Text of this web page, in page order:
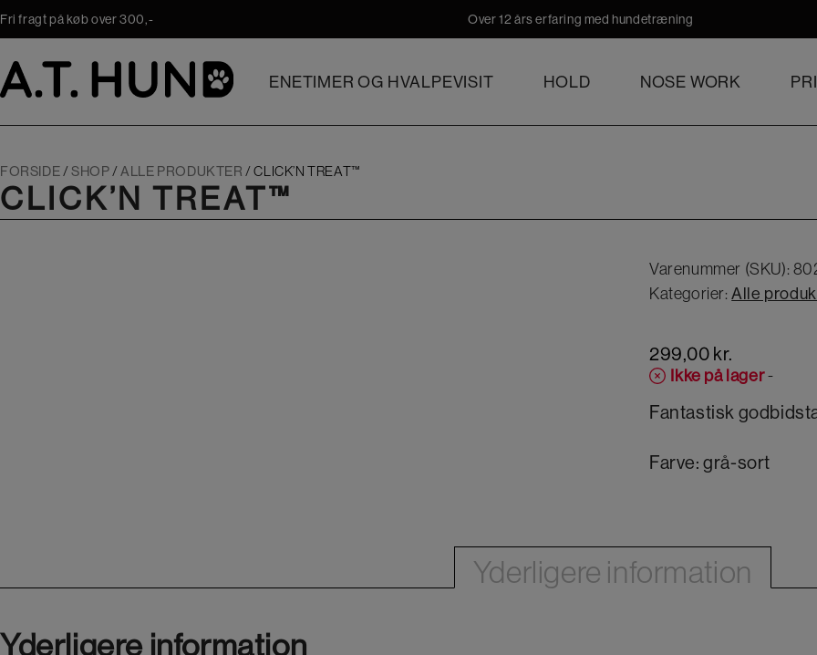
Hop
til
indholdet
Fri fragt på køb over 300,- Over 12 års erfaring med hundetræning
ENETIMER OG HVALPEVISIT HOLD NOSE WORK
FORSIDE/SHOP/ALLE PRODUKTER /CLICK’N TREAT™
CLICK’N TREAT™
Varenummer (SKU):
Kategorier:Alle
299,00 kr.
Ikke på lager-
Fantastisk
Farve: grå-sort
Yderligere information
Yderligere information